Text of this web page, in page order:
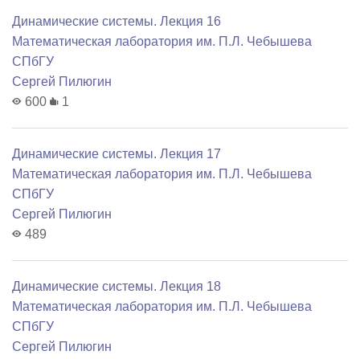
Динамические системы. Лекция 16
Математичеcкая лаборатория им. П.Л. Чебышева
СПбГУ
Сергей Пилюгин
600
1
Динамические системы. Лекция 17
Математичеcкая лаборатория им. П.Л. Чебышева
СПбГУ
Сергей Пилюгин
489
Динамические системы. Лекция 18
Математичеcкая лаборатория им. П.Л. Чебышева
СПбГУ
Сергей Пилюгин